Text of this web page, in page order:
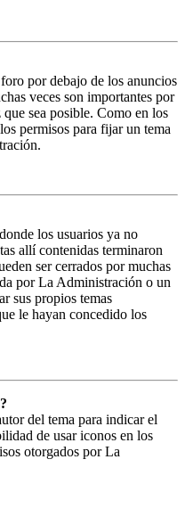
por debajo de los anuncios
veces son importantes por
sea posible. Como en los
permisos para fijar un tema
los usuarios ya no
allí contenidas terminaron
ser cerrados por muchas
por La Administración o un
sus propios temas
le hayan concedido los
del tema para indicar el
de usar iconos en los
otorgados por La